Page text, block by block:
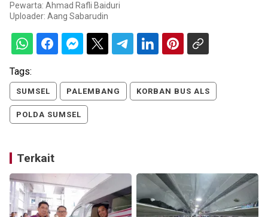
Pewarta: Ahmad Rafli Baiduri
Uploader: Aang Sabarudin
Tags:
SUMSEL PALEMBANG KORBAN BUS ALS
POLDA SUMSEL
Terkait